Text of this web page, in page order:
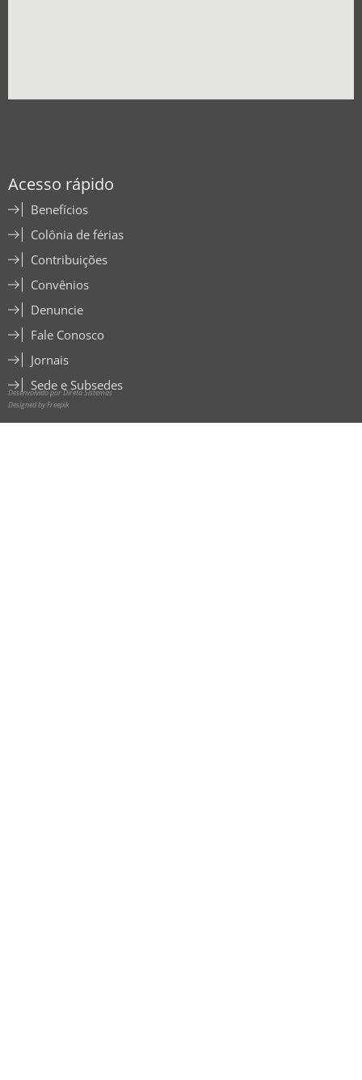
Acesso rápido
Benefícios
Colônia de férias
Contribuições
Convênios
Denuncie
Fale Conosco
Jornais
Sede e Subsedes
Desenvolvido por Direta Sistemas
Designed by Freepik